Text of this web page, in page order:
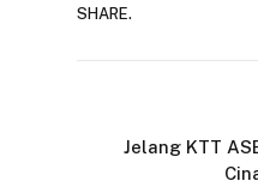
SHARE.
Jelang KTT